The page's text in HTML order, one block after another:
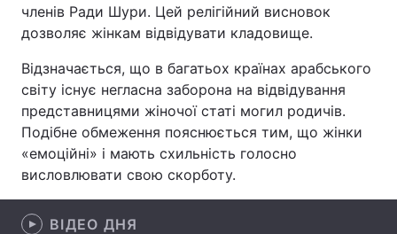
Економіка Світ
Техно і зв'язок Лайт
Зброя
Здоров'я Туризм
Цікавинки Погода
членів Ради Шури. Цей релігійний висновок
дозволяє жінкам відвідувати кладовище.
Відзначається, що в багатьох країнах арабського
світу існує негласна заборона на відвідування
представницями жіночої статі могил родичів.
Подібне обмеження пояснюється тим, що жінки
«емоційні» і мають схильність голосно
висловлювати свою скорботу.
ВІДЕО ДНЯ